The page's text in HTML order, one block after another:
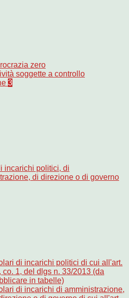
zero
soggette a controllo
3
incarichi politici, di
di direzione o di governo
di incarichi politici di cui all'art.
co. 1, del dlgs n. 33/2013 (da
in tabelle)
di incarichi di amministrazione,